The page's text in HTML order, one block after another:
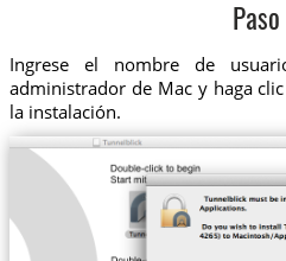
Ingrese el nombre de
administrador de Mac y haga
la instalación.